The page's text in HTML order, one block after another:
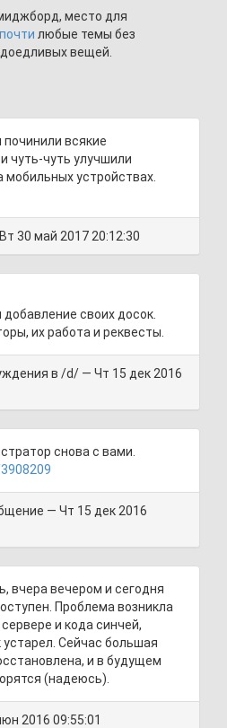
место для
почти любые темы без
вещей.
всякие
чуть-чуть улучшили
устройствах.
30 май 2017 20:12:30
добавление своих досок.
их работа и реквесты.
в /d/ — Чт 15 дек 2016
снова с вами.
— Чт 15 дек 2016
вчера вечером и сегодня
Проблема возникла
и кода синчей,
Сейчас большая
и в будущем
(надеюсь).
2016 09:55:01